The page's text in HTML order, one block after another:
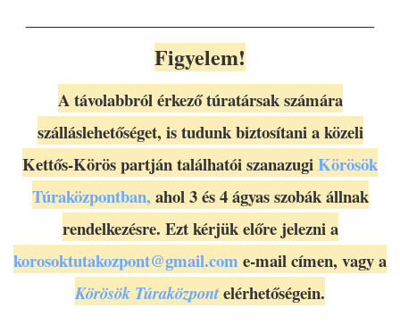
Figyelem!
A távolabbról érkező túratársak számára
szálláslehetőséget, is tudunk biztosítani a közeli
Kettős-Körös partján találhatói szanazugiKörösök
Túraközpontban, ahol 3 és 4 ágyas szobák állnak
rendelkezésre. Ezt kérjük előre jelezni a
korosoktutakozpont@gmail.com e-mail címen, vagy a
Körösök Túraközpontelérhetőségein.